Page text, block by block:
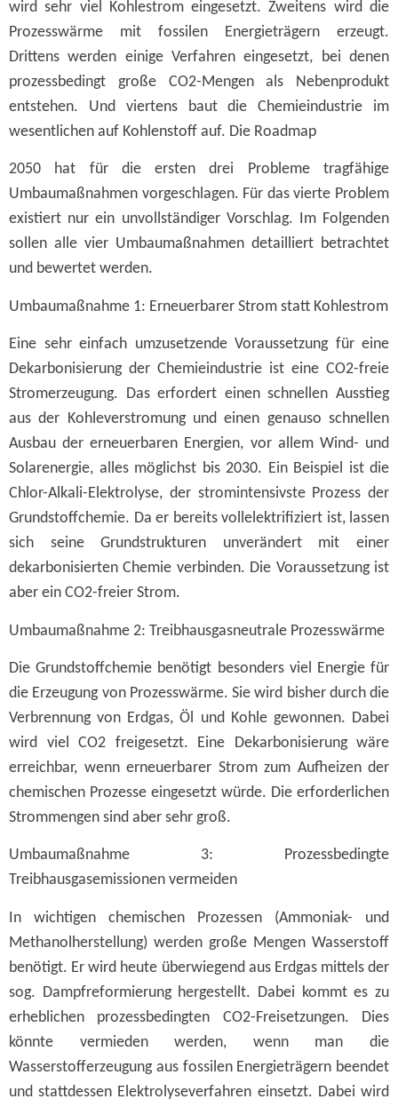
wird sehr viel Kohlestrom eingesetzt. Zweitens wird die
Prozesswärme mit fossilen Energieträgern erzeugt.
Drittens werden einige Verfahren eingesetzt, bei denen
prozessbedingt große CO2-Mengen als Nebenprodukt
entstehen. Und viertens baut die Chemieindustrie im
wesentlichen auf Kohlenstoff auf. Die Roadmap
2050 hat für die ersten drei Probleme tragfähige
Umbaumaßnahmen vorgeschlagen. Für das vierte Problem
existiert nur ein unvollständiger Vorschlag. Im Folgenden
sollen alle vier Umbaumaßnahmen detailliert betrachtet
und bewertet werden.
Umbaumaßnahme 1: Erneuerbarer Strom statt Kohlestrom
Eine sehr einfach umzusetzende Voraussetzung für eine
Dekarbonisierung der Chemieindustrie ist eine CO2-freie
Stromerzeugung. Das erfordert einen schnellen Ausstieg
aus der Kohleverstromung und einen genauso schnellen
Ausbau der erneuerbaren Energien, vor allem Wind- und
Solarenergie, alles möglichst bis 2030. Ein Beispiel ist die
Chlor-Alkali-Elektrolyse, der stromintensivste Prozess der
Grundstoffchemie. Da er bereits vollelektrifiziert ist, lassen
sich seine Grundstrukturen unverändert mit einer
dekarbonisierten Chemie verbinden. Die Voraussetzung ist
aber ein CO2-freier Strom.
Umbaumaßnahme 2: Treibhausgasneutrale Prozesswärme
Die Grundstoffchemie benötigt besonders viel Energie für
die Erzeugung von Prozesswärme. Sie wird bisher durch die
Verbrennung von Erdgas, Öl und Kohle gewonnen. Dabei
wird viel CO2 freigesetzt. Eine Dekarbonisierung wäre
erreichbar, wenn erneuerbarer Strom zum Aufheizen der
chemischen Prozesse eingesetzt würde. Die erforderlichen
Strommengen sind aber sehr groß.
Umbaumaßnahme 3: Prozessbedingte
Treibhausgasemissionen vermeiden
In wichtigen chemischen Prozessen (Ammoniak- und
Methanolherstellung) werden große Mengen Wasserstoff
benötigt. Er wird heute überwiegend aus Erdgas mittels der
sog. Dampfreformierung hergestellt. Dabei kommt es zu
erheblichen prozessbedingten CO2-Freisetzungen. Dies
könnte vermieden werden, wenn man die
Wasserstofferzeugung aus fossilen Energieträgern beendet
und stattdessen Elektrolyseverfahren einsetzt. Dabei wird